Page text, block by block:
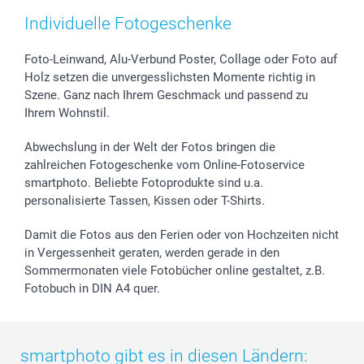
Zubehör & Material
Sticker & Etiketten
Geschenk-Gutscheine (PDF)
AGB
Presse
Partnerprogramme
Investor Relations
Widerrufsrecht
Muttertag
Kommunion & Konfirmation
Hochzeit
Geburtstag
Zu allen Anlässen
Preise und Versandkosten
48h Lieferung
Zahlungsmöglichkeiten
Anmelden /Registrieren
Status der Bestellung
smartfriends
smartgarantie
smartbonus
Individuelle Fotogeschenke
Foto-Leinwand, Alu-Verbund Poster, Collage oder Foto auf
Holz setzen die unvergesslichsten Momente richtig in
Szene. Ganz nach Ihrem Geschmack und passend zu
Ihrem Wohnstil.
Abwechslung in der Welt der Fotos bringen die
zahlreichen Fotogeschenke vom Online-Fotoservice
smartphoto. Beliebte Fotoprodukte sind u.a.
personalisierte Tassen, Kissen oder T-Shirts.
Damit die Fotos aus den Ferien oder von Hochzeiten nicht
in Vergessenheit geraten, werden gerade in den
Sommermonaten viele Fotobücher online gestaltet, z.B.
Fotobuch in DIN A4 quer.
smartphoto gibt es in diesen Ländern: